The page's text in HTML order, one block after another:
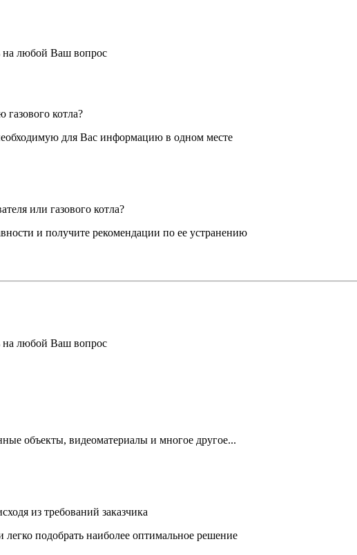
на любой Ваш вопрос
котла?
для Вас информацию в одном месте
или газового котла?
и получите рекомендации по ее устранению
на любой Ваш вопрос
объекты, видеоматериалы и многое другое...
из требований заказчика
подобрать наиболее оптимальное решение